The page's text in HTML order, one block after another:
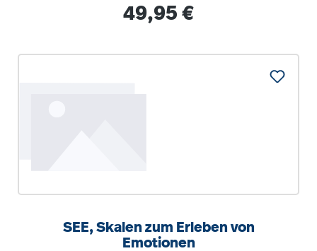
Regulärer Preis:
49,95 €
SEE, Skalen zum Erleben von
Emotionen